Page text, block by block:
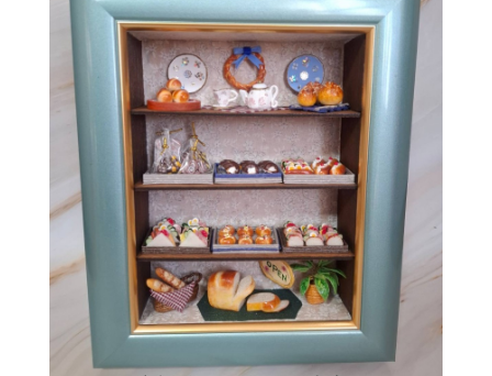
師範科 ステンドランプ
Chocolat*field監修 3dayレッスン 【四季を彩る和スイーツ】 Chocolat*field監修 皮むきバナナとクレープ
Chocolat*field監修「ハワイアン・パイナップルカフェ」 日本ミニチュアフード協会 体験レッスン
1day幸せの四つ葉のクローバー作り
１day 粘土で出きる金木犀 1day 小鳥もついばみたくなる苺作り🍓